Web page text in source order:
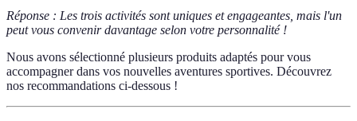
Réponse : Les trois activités sont uniques et engageantes, mais l'un
peut vous convenir davantage selon votre personnalité !
Nous avons sélectionné plusieurs produits adaptés pour vous
accompagner dans vos nouvelles aventures sportives. Découvrez
nos recommandations ci-dessous !